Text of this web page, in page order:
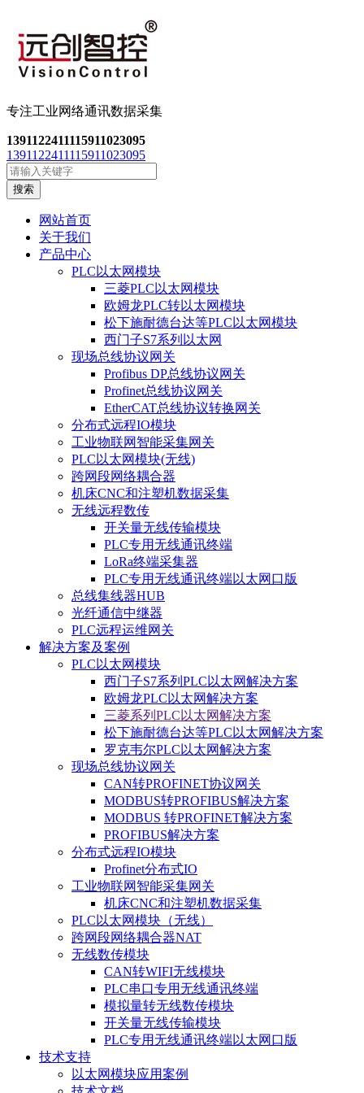
专注工业网络通讯数据采集
1391122411115911023095
1391122411115911023095
搜索
网站首页
关于我们
产品中心
PLC以太网模块
三菱PLC以太网模块
欧姆龙PLC转以太网模块
松下施耐德台达等PLC以太网模块
西门子S7系列以太网
现场总线协议网关
Profibus DP总线协议网关
Profinet总线协议网关
EtherCAT总线协议转换网关
分布式远程IO模块
工业物联网智能采集网关
PLC以太网模块(无线)
跨网段网络耦合器
机床CNC和注塑机数据采集
无线远程数传
开关量无线传输模块
PLC专用无线通讯终端
LoRa终端采集器
PLC专用无线通讯终端以太网口版
总线集线器HUB
光纤通信中继器
PLC远程运维网关
解决方案及案例
PLC以太网模块
西门子S7系列PLC以太网解决方案
欧姆龙PLC以太网解决方案
三菱系列PLC以太网解决方案
松下施耐德台达等PLC以太网解决方案
罗克韦尔PLC以太网解决方案
现场总线协议网关
CAN转PROFINET协议网关
MODBUS转PROFIBUS解决方案
MODBUS 转PROFINET解决方案
PROFIBUS解决方案
分布式远程IO模块
Profinet分布式IO
工业物联网智能采集网关
机床CNC和注塑机数据采集
PLC以太网模块（无线）
跨网段网络耦合器NAT
无线数传模块
CAN转WIFI无线模块
PLC串口专用无线通讯终端
模拟量转无线数传模块
开关量无线传输模块
PLC专用无线通讯终端以太网口版
技术支持
以太网模块应用案例